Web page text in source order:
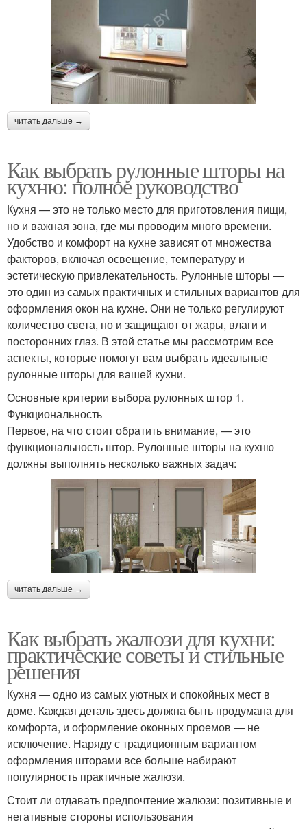
читать дальше →
Как выбрать рулонные шторы на
кухню: полное руководство
Кухня — это не только место для приготовления пищи,
но и важная зона, где мы проводим много времени.
Удобство и комфорт на кухне зависят от множества
факторов, включая освещение, температуру и
эстетическую привлекательность. Рулонные шторы —
это один из самых практичных и стильных вариантов для
оформления окон на кухне. Они не только регулируют
количество света, но и защищают от жары, влаги и
посторонних глаз. В этой статье мы рассмотрим все
аспекты, которые помогут вам выбрать идеальные
рулонные шторы для вашей кухни.
Основные критерии выбора рулонных штор 1.
Функциональность
Первое, на что стоит обратить внимание, — это
функциональность штор. Рулонные шторы на кухню
должны выполнять несколько важных задач:
читать дальше →
Как выбрать жалюзи для кухни:
практические советы и стильные
решения
Кухня — одно из самых уютных и спокойных мест в
доме. Каждая деталь здесь должна быть продумана для
комфорта, и оформление оконных проемов — не
исключение. Наряду с традиционным вариантом
оформления шторами все больше набирают
популярность практичные жалюзи.
Стоит ли отдавать предпочтение жалюзи: позитивные и
негативные стороны использования